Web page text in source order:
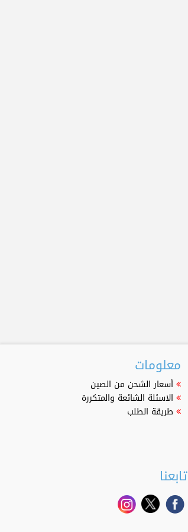
معلومات
أسعار الشحن من الصين
الاسئلة الشائعة والمتكررة
طريقة الطلب
تابعنا